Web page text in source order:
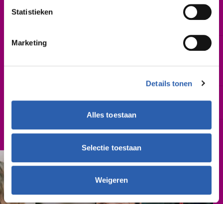
Statistieken
Marketing
Details tonen
Alles toestaan
Selectie toestaan
Weigeren
Mei 2026 | augustus 2026 | november 2026 |
Leslocatie(s)
De Sumpel 4-6, Almelo
Schooljaar
Cursusgeld